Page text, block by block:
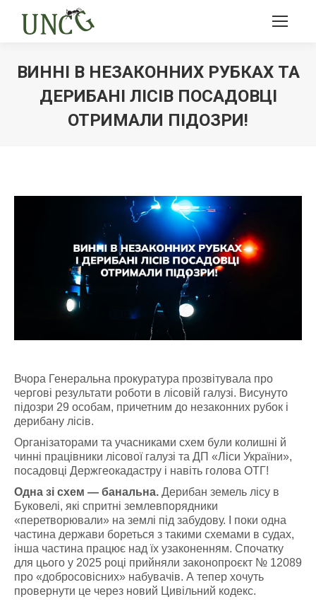
ВИННІ В НЕЗАКОННИХ РУБКАХ ТА
ДЕРИБАНІ ЛІСІВ ПОСАДОВЦІ
ОТРИМАЛИ ПІДОЗРИ!
Вчора Генеральна прокуратура прозвітувала про
чергові результати роботи в лісовій галузі. Висунуто
підозри 29 особам, причетним до незаконних рубок і
дерибану лісів.
Організаторами та учасниками схем були колишні й
чинні працівники лісової галузі та ДП «Ліси України»,
посадовці Держгеокадастру і навіть голова ОТГ!
Одна зі схем — банальна. Дерибан земель лісу в
Буковелі, які спритні землевпорядники
«перетворювали» на землі під забудову. І поки одна
частина держави бореться з такими схемами в судах,
інша частина працює над їх узаконенням. Спочатку
для цього у 2025 році прийняли законопроєкт № 12089
про «добросовісних» набувачів. А тепер хочуть
провернути це через новий Цивільний кодекс.